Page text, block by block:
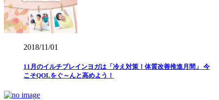
2018/11/01
11月のイルチブレインヨガは「冷え対策！体質改善推進月間」 今
こそQOLをぐ～んと高めよう！